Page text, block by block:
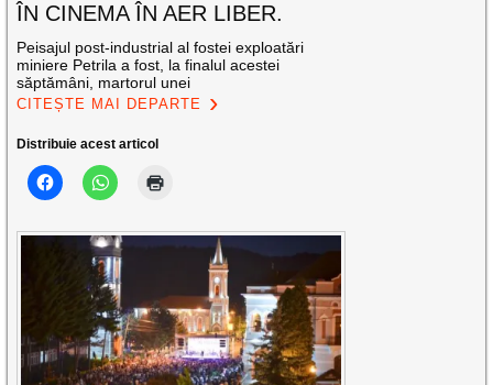
ÎN CINEMA ÎN AER LIBER.
Peisajul post-industrial al fostei exploatări
miniere Petrila a fost, la finalul acestei
săptămâni, martorul unei
CITEȘTE MAI DEPARTE
Distribuie acest articol